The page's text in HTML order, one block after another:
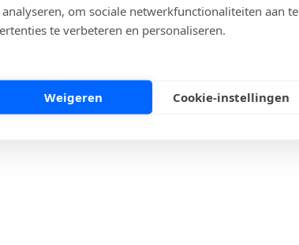
om sociale netwerkfunctionaliteiten aan te
te verbeteren en personaliseren.
Weigeren Cookie-instellingen